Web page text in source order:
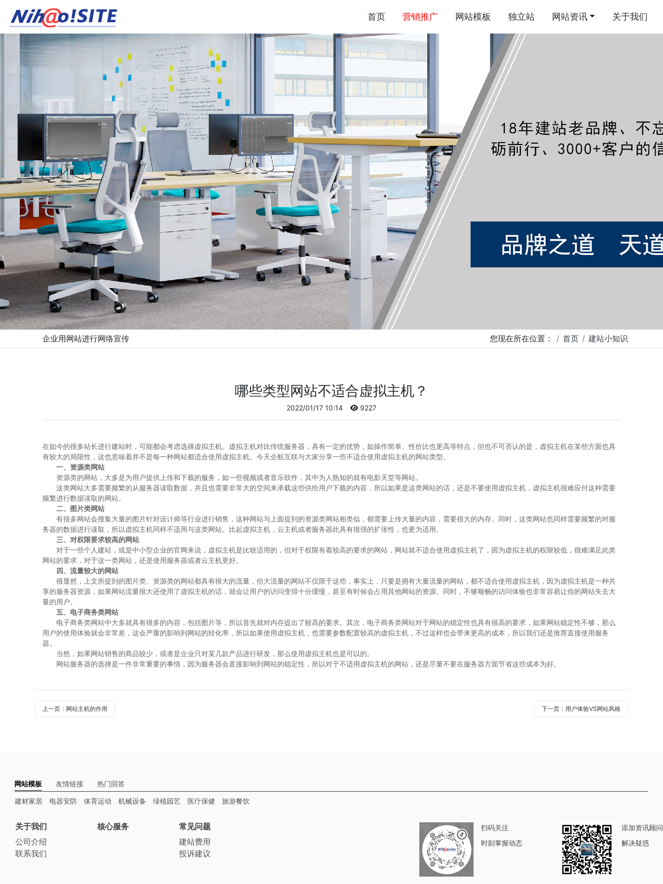
首页 营销推广 网站模板 独立站 网站资讯 关于我们
企业用网站进行网络宣传 您现在所在位置： 首页 建站小知识
哪些类型网站不适合虚拟主机？
2022/01/17 10:14 9227
在如今的很多站长进行建站时，可能都会考虑选择虚拟主机。虚拟主机对比传统服务器，具有一定的优势，如操作简单、性价比也更高等特点，但也不可否认的是，虚拟主机在某些方面也具
有较大的局限性，这也意味着并不是每一种网站都适合使用虚拟主机。今天企航互联与大家分享一些不适合使用虚拟主机的网站类型。
一、资源类网站
资源类的网站，大多是为用户提供上传和下载的服务，如一些视频或者音乐软件，其中为人熟知的就有电影天堂等网站。
这类网站大多需要频繁的从服务器读取数据，并且也需要非常大的空间来承载这些供给用户下载的内容，所以如果是这类网站的话，还是不要使用虚拟主机，虚拟主机很难应付这种需要
频繁进行数据读取的网站。
二、图片类网站
有很多网站会搜集大量的图片针对设计师等行业进行销售，这种网站与上面提到的资源类网站相类似，都需要上传大量的内容，需要很大的内存。同时，这类网站也同样需要频繁的对服
务器的数据进行读取，所以虚拟主机同样不适用与这类网站。比起虚拟主机，云主机或者服务器此具有很强的扩张性，也更为适用。
三、对权限要求较高的网站
对于一些个人建站，或是中小型企业的官网来说，虚拟主机是比较适用的，但对于权限有着较高的要求的网站，网站就不适合使用虚拟主机了，因为虚拟主机的权限较低，很难满足此类
网站的要求，对于这一类网站，还是使用服务器或者云主机更好。
四、流量较大的网站
很显然，上文所提到的图片类、资源类的网站都具有很大的流量，但大流量的网站不仅限于这些，事实上，只要是拥有大量流量的网站，都不适合使用虚拟主机，因为虚拟主机是一种共
享的服务器资源，如果网站流量很大还使用了虚拟主机的话，就会让用户的访问变得十分缓慢，甚至有时候会占用其他网站的资源。同时，不够顺畅的访问体验也非常容易让你的网站失去大
量的用户。
五、电子商务类网站
电子商务类网站中大多就具有很多的内容，包括图片等，所以首先就对内存提出了较高的要求。其次，电子商务类网站对于网站的稳定性也具有很高的要求，如果网站稳定性不够，那么
用户的使用体验就会非常差，这会严重的影响到网站的转化率，所以如果使用虚拟主机，也需要参数配置较高的虚拟主机，不过这样也会带来更高的成本，所以我们还是推荐直接使用服务
器。
当然，如果网站销售的商品较少，或者是企业只对某几款产品进行研发，那么使用虚拟主机也是可以的。
网站服务器的选择是一件非常重要的事情，因为服务器会直接影响到网站的稳定性，所以对于不适用虚拟主机的网站，还是尽量不要在服务器方面节省这些成本为好。
上一页：网站主机的作用 下一页：用户体验VS网站风格
网站模板 友情链接 热门回答
建材家居 电器安防 体育运动 机械设备 绿植园艺 医疗保健 旅游餐饮
关于我们 核心服务
常见问题
公司介绍
建站费用
联系我们
投诉建议
扫码关注
时刻掌握动态
添加资讯顾问
解决疑惑